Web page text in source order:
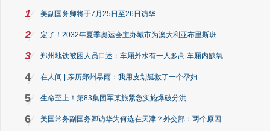
1 美副国务卿将于7月25日至26日访华
2 定了！2032年夏季奥运会主办城市为澳大利亚布里斯班
3 郑州地铁被困人员口述：车厢外水有一人多高 车厢内缺氧
4 在人间 | 亲历郑州暴雨：我用皮划艇救了一个孕妇
5 生命至上！第83集团军某旅紧急实施爆破分洪
6 美国常务副国务卿访华为何选在天津？外交部：两个原因